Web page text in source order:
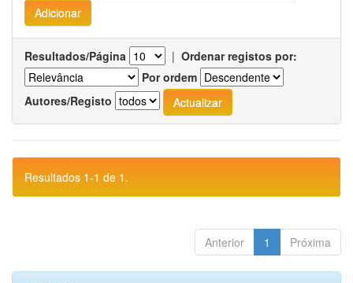
Resultados/Página | Ordenar registos por:
Por ordem
Autores/Registo
Resultados 1-1 de 1.
Anterior 1 Próxima